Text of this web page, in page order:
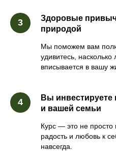
Здоровые
природой
Мы поможем вам
удивитесь,
вписывается в вашу
Вы инвестируете
и вашей семьи
Курс — это не просто
радость и любовь к
навсегда.